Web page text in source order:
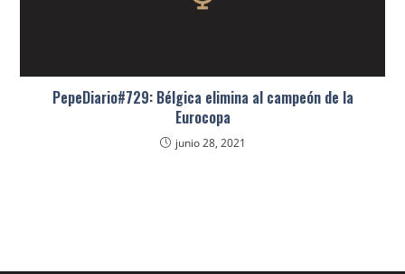
PepeDiario#729: Bélgica elimina al campeón de la
Eurocopa
junio 28, 2021